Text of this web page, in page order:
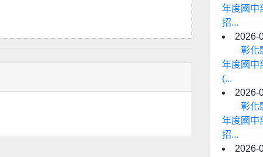
年度國中
招...
2026-
彰化
年度國中
(...
2026-
彰化
年度國中
招...
2026-